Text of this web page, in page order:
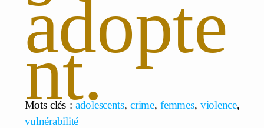
adopte
nt.
Mots clés : adolescents,crime,femmes, violence,
vulnérabilité